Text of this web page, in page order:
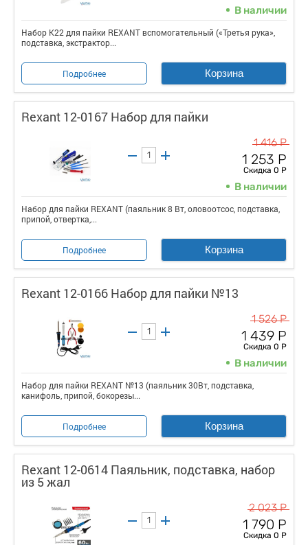
В наличии
Набор К22 для пайки REXANT вспомогательный («Третья рука»,
подставка, экстрактор...
Подробнее Корзина
Rexant 12-0167 Набор для пайки
1 416 Р
1 253 Р
Скидка 0 Р
В наличии
Набор для пайки REXANT (паяльник 8 Вт, оловоотсос, подставка,
припой, отвертка,...
Подробнее Корзина
Rexant 12-0166 Набор для пайки №13
1 526 Р
1 439 Р
Скидка 0 Р
В наличии
Набор для пайки REXANT №13 (паяльник 30Вт, подставка,
канифоль, припой, бокорезы...
Подробнее Корзина
Rexant 12-0614 Паяльник, подставка, набор
из 5 жал
2 023 Р
1 790 Р
Скидка 0 Р